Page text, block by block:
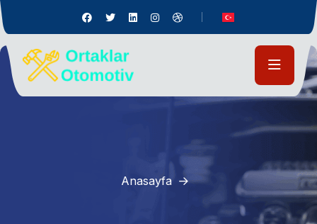
Anasayfa